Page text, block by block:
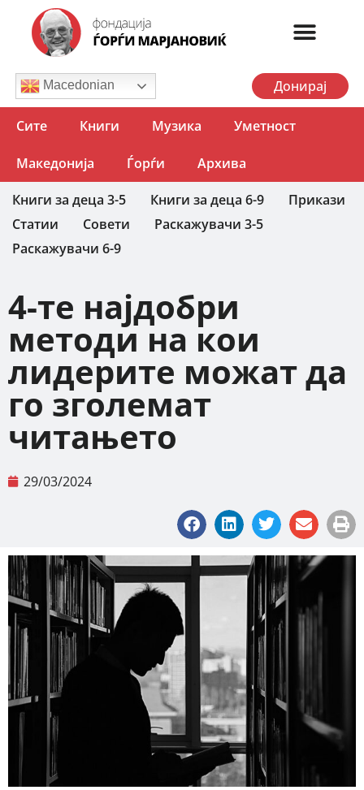
Macedonian Донирај
Сите Книги Музика Уметност
Македонија Ѓорѓи Архива
Книги за деца 3-5 Книги за деца 6-9
Прикази
Статии
Совети
Раскажувачи 3-5
Раскажувачи 6-9
4-те најдобри
методи на кои
лидерите можат да
го зголемат
читањето
29/03/2024